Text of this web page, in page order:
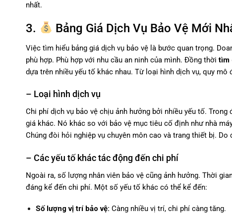
nhất.
3. Bảng Giá Dịch Vụ Bảo Vệ Mới
Việc tìm hiểu bảng giá dịch vụ bảo vệ là bước quan trọng.
phù hợp. Phù hợp với nhu cầu an ninh của mình. Đồng thờitìm
dựa trên nhiều yếu tố khác nhau. Từ loại hình dịch vụ, quy
– Loại hình dịch vụ
Chi phí dịch vụ bảo vệ chịu ảnh hưởng bởi nhiều yếu tố.
giá khác. Nó khác so với bảo vệ mục tiêu cố định như nhà
Chúng đòi hỏi nghiệp vụ chuyên môn cao và trang thiết bị.
– Các yếu tố khác tác động đến chi phí
Ngoài ra, số lượng nhân viên bảo vệ cũng ảnh hưởng. Thời
đáng kể đến chi phí. Một số yếu tố khác có thể kể đến:
Số lượng vị trí bảo vệ: Càng nhiều vị trí, chi phí càng tăng.